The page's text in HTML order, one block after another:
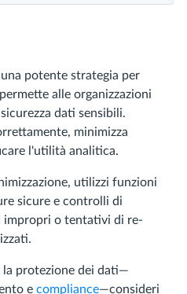
potente strategia per
alle organizzazioni
dati sensibili.
minimizza
l'utilità analitica.
utilizzi funzioni
sicure e controlli di
impropri o tentativi di re-
la protezione dei dati—
e compliance—consideri